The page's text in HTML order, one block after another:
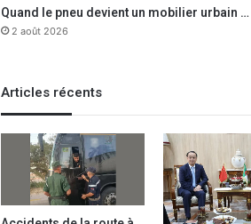
Quand le pneu devient un mobilier urbain …
2 août 2026
Articles récents